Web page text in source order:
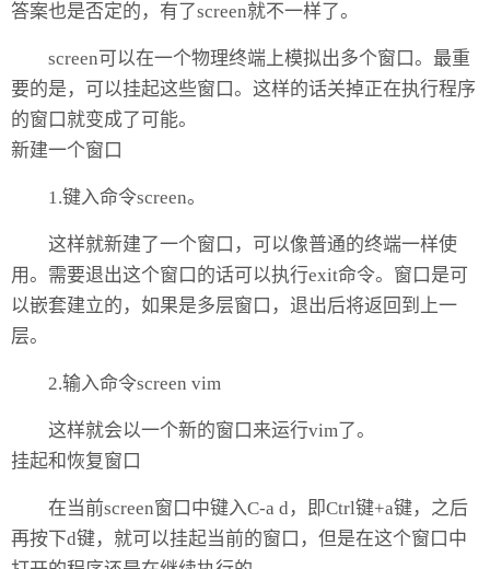
答案也是否定的，有了screen就不一样了。
screen可以在一个物理终端上模拟出多个窗口。最重
要的是，可以挂起这些窗口。这样的话关掉正在执行程序
的窗口就变成了可能。
新建一个窗口
1.键入命令screen。
这样就新建了一个窗口，可以像普通的终端一样使
用。需要退出这个窗口的话可以执行exit命令。窗口是可
以嵌套建立的，如果是多层窗口，退出后将返回到上一
层。
2.输入命令screen vim
这样就会以一个新的窗口来运行vim了。
挂起和恢复窗口
在当前screen窗口中键入C-a d，即Ctrl键+a键，之后
再按下d键，就可以挂起当前的窗口，但是在这个窗口中